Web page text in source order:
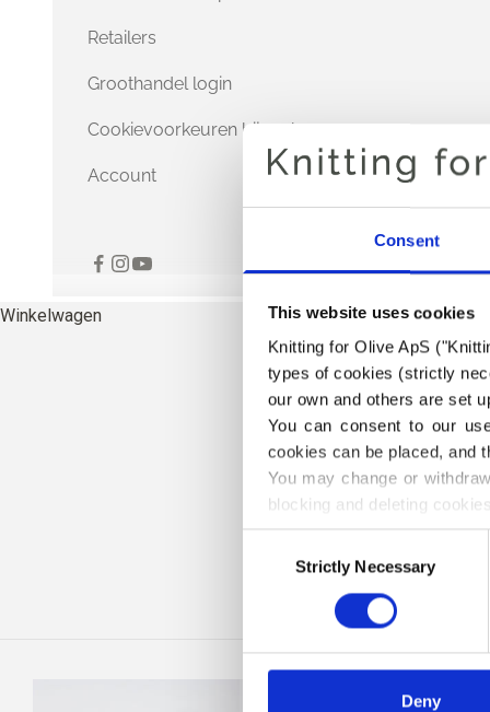
Consent
This website uses cookies
Knitting for Olive ApS
types of cookies (strictly
our own and others are set
You can consent to our
cookies can be placed, and
You may change or
blocking and deleting cookies.
SelectionStrictly Necessary
Deny
Retailers
Groothandel login
Cookievoorkeuren bijwerken
Account
Winkelwagen